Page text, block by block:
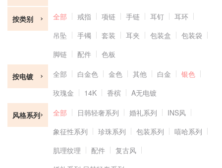
按类别 全部 戒指 项链 手链 耳钉
耳环
吊坠
手镯 套装 耳夹 包装盒
包装袋
脚链
配件 色板
按电镀 全部 白金色 金色 其他 白金
银色
玫瑰金
14K 香槟 A无电镀
风格系列 全部 日韩轻奢系列 婚礼系列
INS风
象征性系列
珍珠系列 包装系列
嘻哈系列
肌理纹理
配件
复古风